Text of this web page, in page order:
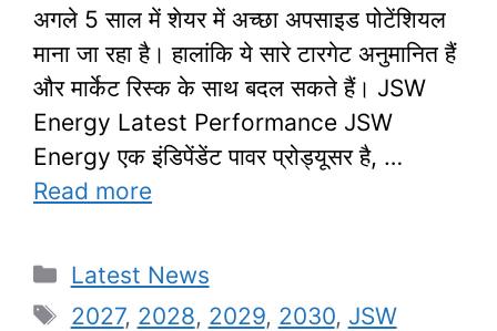
अगले 5 साल में शेयर में अच्छा अपसाइड पोटेंशियल
माना जा रहा है। हालांकि ये सारे टारगेट अनुमानित हैं
और मार्केट रिस्क के साथ बदल सकते हैं। JSW
Energy Latest Performance JSW
Energy एक इंडिपेंडेंट पावर प्रोड्यूसर है, …
Read more
Categories
Latest News
Tags
2027, 2028, 2029, 2030, JSW